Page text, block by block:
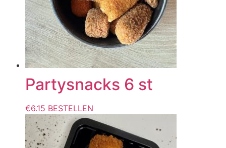
Partysnacks 6 st
€6.15 BESTELLEN